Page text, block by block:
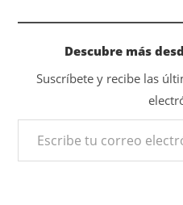
Descubre más
Suscríbete y recibe las